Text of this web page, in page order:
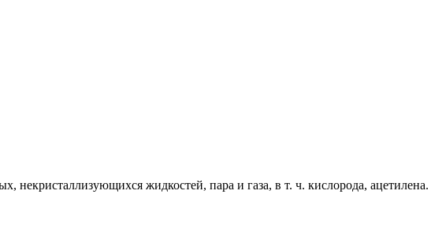
некристаллизующихся жидкостей, пара и газа, в т. ч. кислорода, ацетилена.